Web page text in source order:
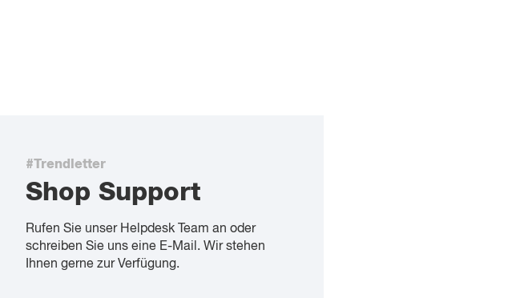
#Trendletter
Shop Support
Rufen Sie unser Helpdesk Team an oder
schreiben Sie uns eine E-Mail. Wir stehen
Ihnen gerne zur Verfügung.